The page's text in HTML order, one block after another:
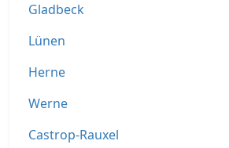
Gladbeck
Lünen
Herne
Werne
Castrop-Rauxel